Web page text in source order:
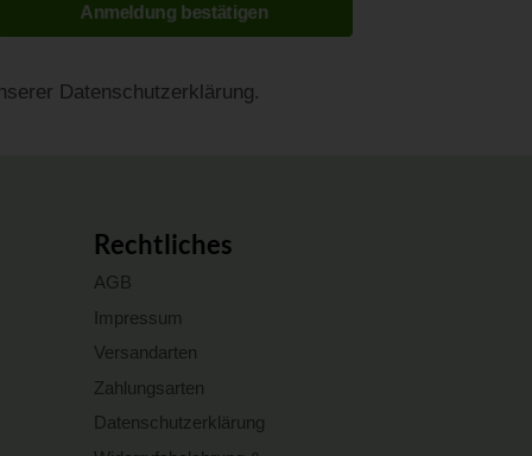
Datenschutzerklärung.
Anmeldung bestätigen
Rechtliches
AGB
Impressum
Versandarten
Zahlungsarten
Datenschutzerklärung